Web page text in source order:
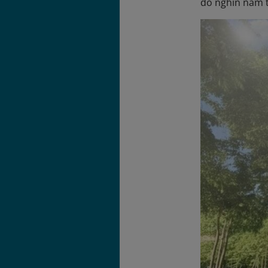
đô nghìn năm